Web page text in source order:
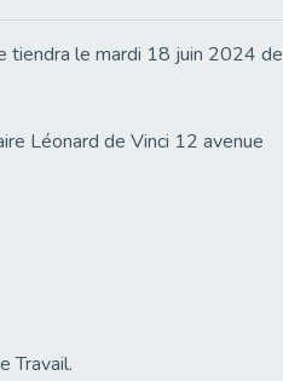
tiendra le mardi 18 juin 2024 de
Léonard de Vinci 12 avenue
Travail.